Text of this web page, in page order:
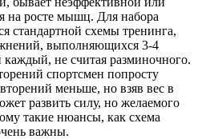
на росте мышц. Для набора
стандартной схемы тренинга,
выполняющихся 3-4
не считая разминочного.
спортсмен попросту
меньше, но взяв вес в
развить силу, но желаемого
такие нюансы, как схема
важны.